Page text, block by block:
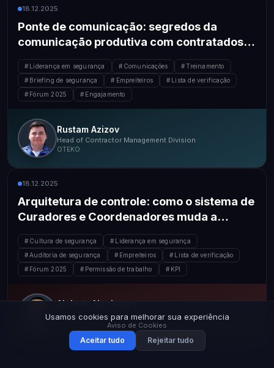
18.12.2025
Ponte de comunicação: segredos da
comunicação produtiva com contratados
em cada etapa
Liderança em segurança Comunicações
Treinamento
Briefing de segurança
Empreiteiros
Lista de verificação
Fórum 2025
Engajamento
Rustam Azizov
Head of Contractor Management Division
OTEKO
18.12.2025
Arquitetura de controle: como o sistema de
Curadores e Coordenadores muda a
cultura de segurança e a eficiência dos
negócios
Cultura de segurança
Liderança em segurança
Auditoria de segurança
Empreiteiros
Lista de verificação
Fórum 2025
Permissão de trabalho KPI
Aleksey Nechayev
Expert
Occupational Safety Business Partner
Usamos cookies para melhorar sua experiência
Aviso de Cookies
Aceitar tudo Rejeitar tudo